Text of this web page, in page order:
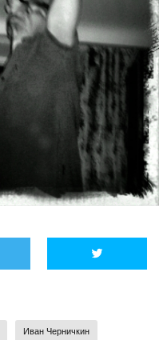
Иван Черничкин